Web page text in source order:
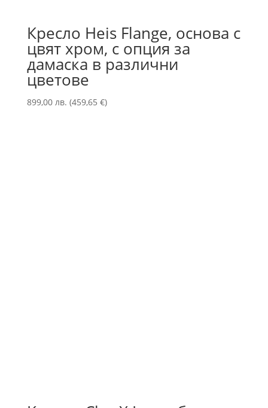
Кресло Heis Flange, основа с
цвят хром, с опция за
дамаска в различни
цветове
899,00 лв. (459,65 €)